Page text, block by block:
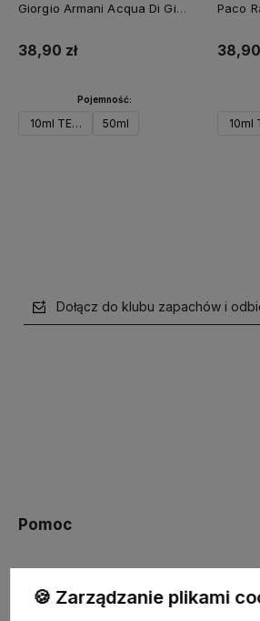
Giorgio Armani Acqua Di Gio
38,90 zł
Pojemność:
10ml TESTER 50ml
Paco
38,90
10ml
Dołącz do klubu zapachów i
Pomoc
NASZE PRODUKTY
🍪 Zarządzanie plikami